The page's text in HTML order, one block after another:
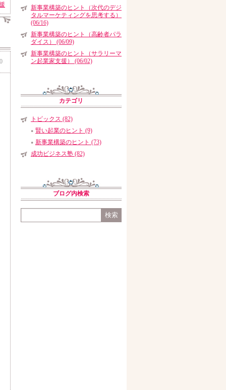
新事業構築のヒント（次代のデジ
タルマーケティングを思考する）
(06/16)
新事業構築のヒント（高齢者パラ
ダイス） (06/09)
新事業構築のヒント（サラリーマ
ン起業家支援） (06/02)
カテゴリ
トピックス (82)
賢い起業のヒント (9)
新事業構築のヒント (73)
成功ビジネス塾 (82)
ブログ内検索